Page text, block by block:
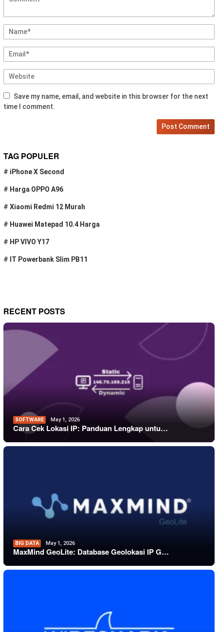
Save my name, email, and website in this browser for the next
time I comment.
TAG POPULER
# iPhone X Second
# Harga OPPO A96
# Xiaomi Redmi 12 Murah
# Huawei Matepad 10.4 Harga
# HP VIVO Y17
# IT Powerbank Slim PB11
RECENT POSTS
SOFTWARE May 1, 2026
Cara Cek Lokasi IP: Panduan Lengkap untu…
BIG DATA May 1, 2026
MaxMind GeoLite: Database Geolokasi IP G…